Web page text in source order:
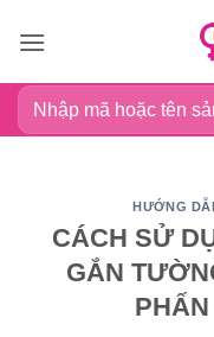
qua
dung
Tìm
kiếm:
HƯỚNG
CÁCH SỬ
GẮN